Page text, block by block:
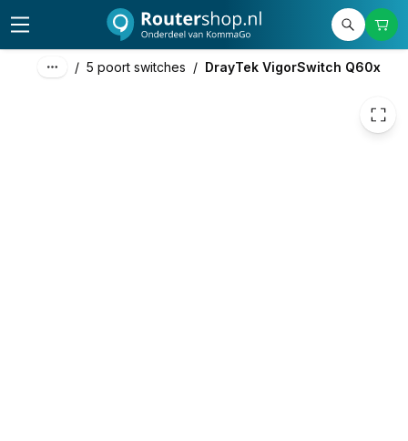
/ 5 poort switches / DrayTek VigorSwitch Q60x
excl. btw
incl. btw